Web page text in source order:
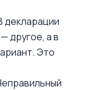
декларации
другое, а в
Это